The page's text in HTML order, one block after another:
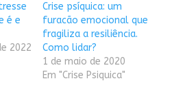
é e
2022
Crise psíquica: um
furacão emocional que
fragiliza a resiliência.
Como lidar?
1 de maio de 2020
Em "Crise Psiquica"